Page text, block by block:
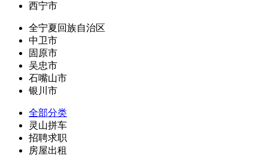
西宁市
全宁夏回族自治区
中卫市
固原市
吴忠市
石嘴山市
银川市
全部分类
灵山拼车
招聘求职
房屋出租